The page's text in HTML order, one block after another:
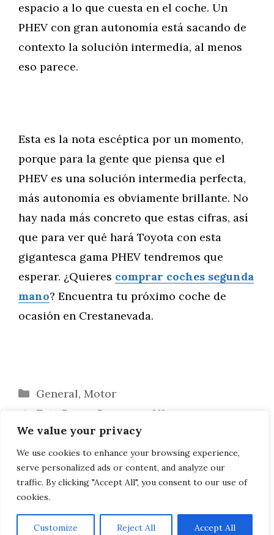
We value your privacy
We use cookies to enhance your browsing experience,
serve personalized ads or content, and analyze our
traffic. By clicking "Accept All", you consent to our use of
cookies.
Customize Reject All Accept All
espacio a lo que cuesta en el coche. Un
PHEV con gran autonomía está sacando de
contexto la solución intermedia, al menos
eso parece.
Esta es la nota escéptica por un momento,
porque para la gente que piensa que el
PHEV es una solución intermedia perfecta,
más autonomía es obviamente brillante. No
hay nada más concreto que estas cifras, así
que para ver qué hará Toyota con esta
gigantesca gama PHEV tendremos que
esperar. ¿Quieres comprar coches segunda
mano? Encuentra tu próximo coche de
ocasión en Crestanevada.
Categorías
General, Motor
Este Range Rover con V8 es
sorprendentemente barato
¿Quién llevará el Porsche 996 definitivo
a los Países Bajos?